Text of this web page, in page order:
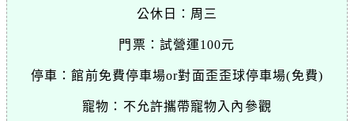
公休日：周三
門票：試營運100元
停車：館前免費停車場or對面歪歪球停車場(免費)
寵物：不允許攜帶寵物入內參觀